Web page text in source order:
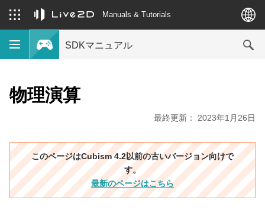
Manuals & Tutorials
SDKマニュアル
物理演算
最終更新： 2023年1月26日
このページはCubism 4.2以前の古いバージョン向けで
す。
最新のページはこちら